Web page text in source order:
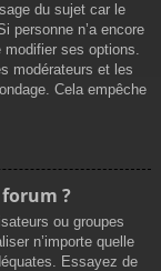
du sujet car le
personne n’a encore
ses options.
modérateurs et les
Cela empêche
?
ou groupes
n’importe quelle
Essayez de